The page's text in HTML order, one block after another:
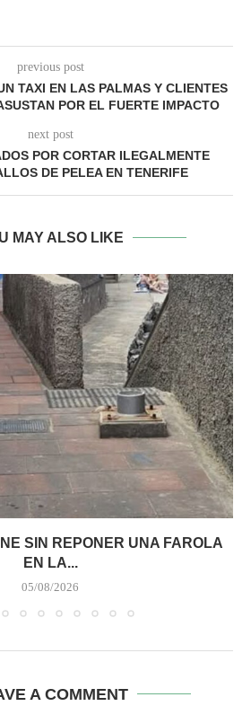
previous post
TAXI EN LAS PALMAS Y CLIENTES
POR EL FUERTE IMPACTO
next post
POR CORTAR ILEGALMENTE
DE PELEA EN TENERIFE
MAY ALSO LIKE
SIN REPONER UNA FAROLA
EN LA...
05/08/2026
A COMMENT